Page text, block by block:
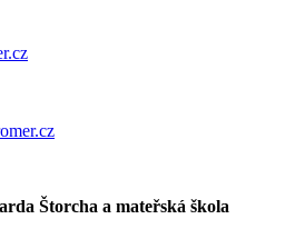
Štorcha a mateřská škola